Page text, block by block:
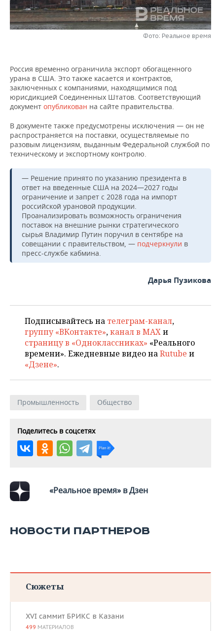
НЕФТЕХИМИЯ
НЕФТЬ
ЭНЕРГЕТИКА
РОЗНИЧНАЯ ТОРГОВЛЯ
НОВОСТИ ТЕХНОЛОГИЙ
ТЕЛЕКОММУНИКАЦИИ
МЕРОПРИЯТИЯ
БИЗНЕС-БРАНЧИ
ONLINE-КОНФЕРЕНЦИИ
ОТКРЫТАЯ ЛЕКЦИЯ
ФУТБОЛ
ХОККЕЙ
БАСКЕТБОЛ
ВОЛЕЙБОЛ
КИБЕРСПОРТ
ФИГУРНОЕ КАТАНИЕ
ВОДНЫЕ ВИДЫ СПОРТА
ХОККЕЙ С МЯЧОМ
ОБЩЕСТВО
НОВОСТИ ОБЩЕСТВА
ВЛАСТЬ
ИНФРАСТРУКТУРА
ИСТОРИЯ
КУЛЬТУРА
МЕДИЦИНА
ОБРАЗОВАНИЕ
ПРОИСШЕСТВИЯ
ФОТОГАЛЕРЕЯ
СЮЖЕТЫ
СПРАВОЧНИК
СПИСОК ПЕРСОН
СПИСОК КОМПАНИЙ
ПОЛНАЯ ВЕРСИЯ
Фото: Реальное время
Россия временно ограничила экспорт обогащенного
урана в США. Это также касается и контрактов,
заключенных с компаниями, находящимися под
юрисдикцией Соединенных Штатов. Соответствующий
документ опубликован на сайте правительства.
В документе также предусмотрены исключения — он не
распространяется на поставки, осуществляемые по
разовым лицензиям, выданным Федеральной службой по
техническому и экспортному контролю.
— Решение принято по указанию президента в
ответ на введенные США на 2024—2027 годы
ограничение и запрет с 2028 года на импорт
российской урановой продукции.
Проанализировать возможность ограничения
поставок на внешние рынки стратегического
сырья Владимир Путин поручил в сентябре на
совещании с правительством, — подчеркнули в
пресс-службе кабмина.
Дарья Пузикова
Подписывайтесь на телеграм-канал,
группу «ВКонтакте»,канал в MAXи
страницу в «Одноклассниках» «Реального
времени». Ежедневные видео наRutube и
«Дзене».
Промышленность Общество
Поделитесь в соцсетях
«Реальное время» в Дзен
НОВОСТИ ПАРТНЕРОВ
Сюжеты
XVI саммит БРИКС в Казани
499 МАТЕРИАЛОВ